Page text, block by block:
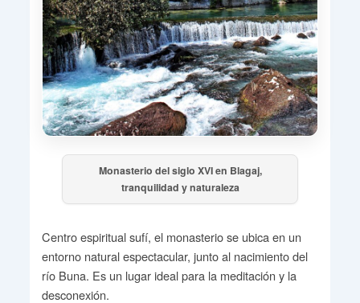
Monasterio del siglo XVI en Blagaj,
tranquilidad y naturaleza
Centro espiritual sufí, el monasterio se ubica en un
entorno natural espectacular, junto al nacimiento del
río Buna. Es un lugar ideal para la meditación y la
desconexión.